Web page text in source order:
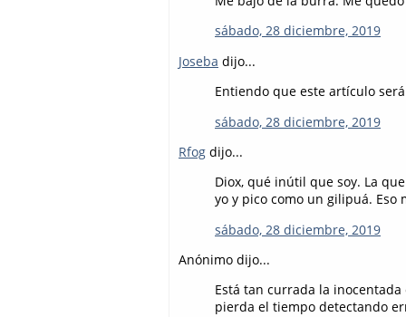
sábado, 28 diciembre, 2019
Joseba dijo...
Entiendo que este artículo
sábado, 28 diciembre, 2019
Rfog dijo...
Diox, qué inútil que soy. La
yo y pico como un gilipuá. Eso
sábado, 28 diciembre, 2019
Anónimo dijo...
Está tan currada la
pierda el tiempo detectando